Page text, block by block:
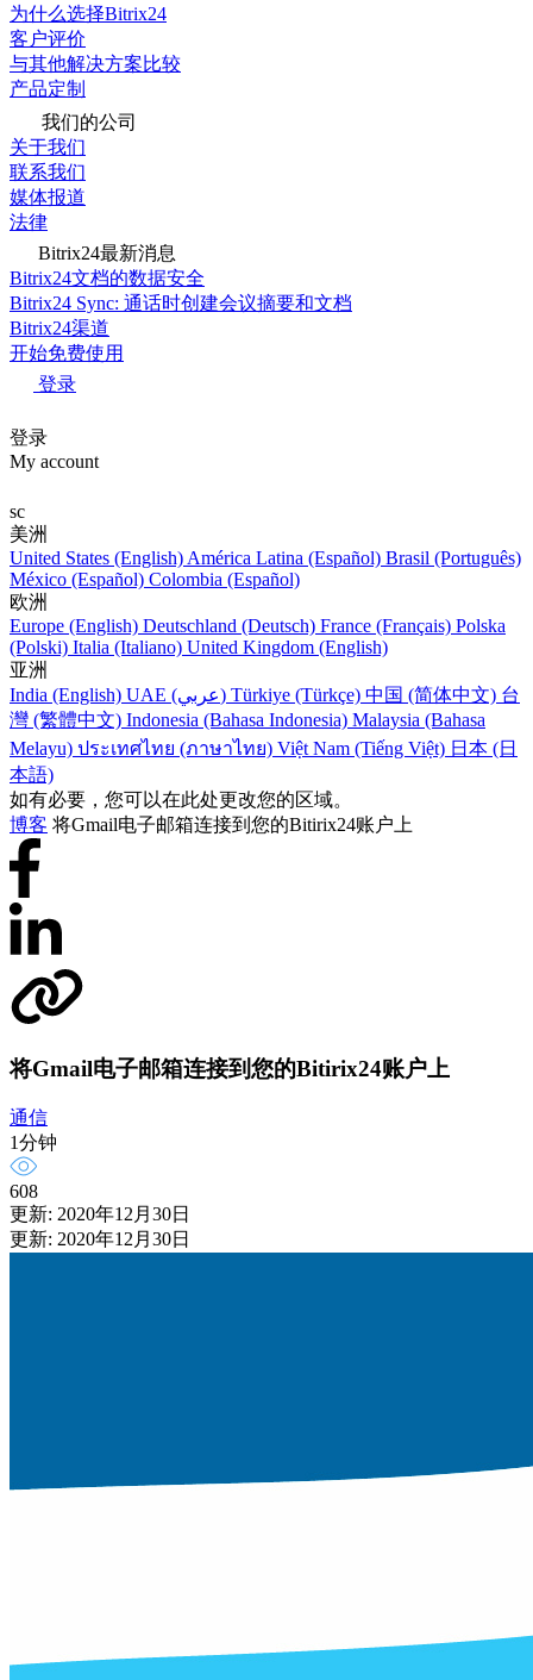
为什么选择Bitrix24
客户评价
与其他解决方案比较
产品定制
我们的公司
关于我们
联系我们
媒体报道
法律
Bitrix24最新消息
Bitrix24文档的数据安全
Bitrix24 Sync: 通话时创建会议摘要和文档
Bitrix24渠道
开始免费使用
登录
登录
My account
sc
美洲
United States (English) América Latina (Español) Brasil (Português)
México (Español) Colombia (Español)
欧洲
Europe (English) Deutschland (Deutsch) France (Français) Polska
(Polski) Italia (Italiano) United Kingdom (English)
亚洲
India (English)
UAE (عربي) Türkiye (Türkçe) 中国 (简体中文) 台
灣 (繁體中文) Indonesia (Bahasa Indonesia) Malaysia (Bahasa
Melayu) ประเทศไทย (ภาษาไทย) Việt Nam (Tiếng Việt) 日本 (日
本語)
如有必要，您可以在此处更改您的区域。
博客 将Gmail电子邮箱连接到您的Bitirix24账户上
将Gmail电子邮箱连接到您的Bitirix24账户上
通信
1分钟
608
更新: 2020年12月30日
更新: 2020年12月30日